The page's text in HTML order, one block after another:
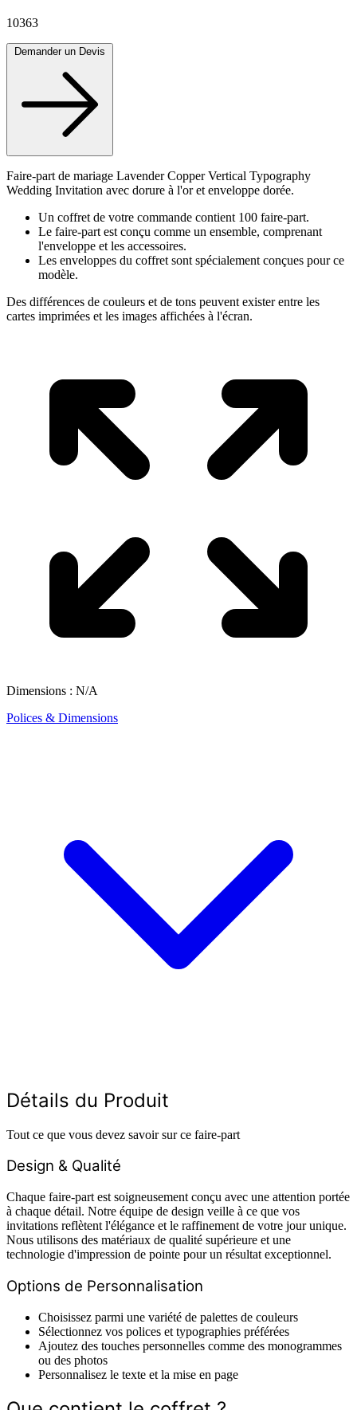
10363
Faire-part de mariage Lavender Copper Vertical Typography
Wedding Invitation avec dorure à l'or et enveloppe dorée.
Un coffret de votre commande contient 100 faire-part.
Le faire-part est conçu comme un ensemble, comprenant
l'enveloppe et les accessoires.
Les enveloppes du coffret sont spécialement conçues pour ce
modèle.
Des différences de couleurs et de tons peuvent exister entre les
cartes imprimées et les images affichées à l'écran.
Dimensions : N/A
Polices & Dimensions
Détails du Produit
Tout ce que vous devez savoir sur ce faire-part
Design & Qualité
Chaque faire-part est soigneusement conçu avec une attention portée
à chaque détail. Notre équipe de design veille à ce que vos
invitations reflètent l'élégance et le raffinement de votre jour unique.
Nous utilisons des matériaux de qualité supérieure et une
technologie d'impression de pointe pour un résultat exceptionnel.
Options de Personnalisation
Choisissez parmi une variété de palettes de couleurs
Sélectionnez vos polices et typographies préférées
Ajoutez des touches personnelles comme des monogrammes
ou des photos
Personnalisez le texte et la mise en page